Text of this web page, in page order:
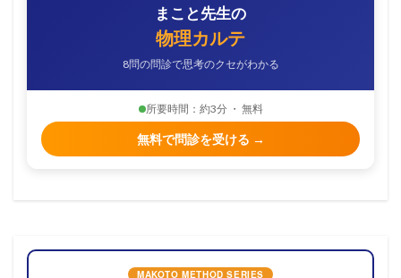
まこと先生の
物理カルテ
8問の問診で思考のクセがわかる
所要時間：約3分 ・ 無料
無料で問診を受ける →
MAKOTO METHOD SERIES